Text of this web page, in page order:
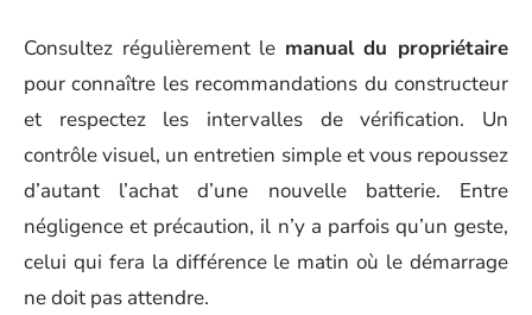
Consultez régulièrement le manual du propriétaire
pour connaître les recommandations du constructeur
et respectez les intervalles de vérification. Un
contrôle visuel, un entretien simple et vous repoussez
d’autant l’achat d’une nouvelle batterie. Entre
négligence et précaution, il n’y a parfois qu’un geste,
celui qui fera la différence le matin où le démarrage
ne doit pas attendre.